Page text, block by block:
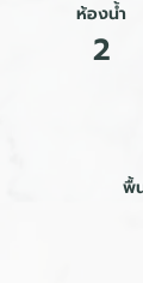
ห้องน้ำ
2
พื้